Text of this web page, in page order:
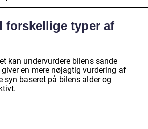
forskellige typer af
kan undervurdere bilens sande
en mere nøjagtig vurdering af
baseret på bilens alder og